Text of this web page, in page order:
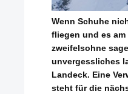
Wenn Schuhe
fliegen und es
zweifelsohne
unvergessliches
Landeck. Eine
steht für die